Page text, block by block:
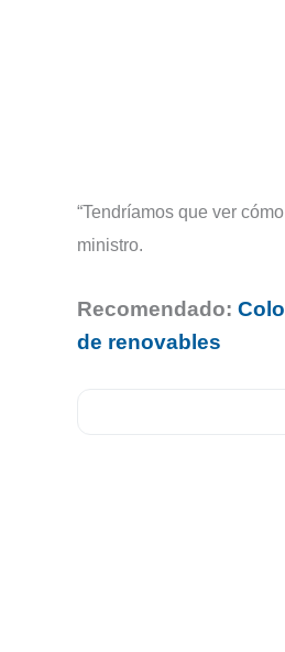
“Tendríamos que ver
ministro.
Recomendado:
de renovables